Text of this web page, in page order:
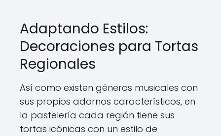
Adaptando Estilos:
Decoraciones para Tortas
Regionales
Así como existen géneros musicales con
sus propios adornos característicos, en
la pastelería cada región tiene sus
tortas icónicas con un estilo de